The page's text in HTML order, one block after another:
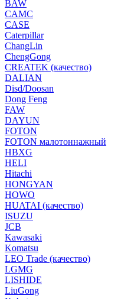
BAW
CAMC
CASE
Caterpillar
ChangLin
ChengGong
CREATEK (качество)
DALIAN
Disd/Doosan
Dong Feng
FAW
DAYUN
FOTON
FOTON малотоннажный
HBXG
HELI
Hitachi
HONGYAN
HOWO
HUATAI (качество)
ISUZU
JCB
Kawasaki
Komatsu
LEO Trade (качество)
LGMG
LISHIDE
LiuGong